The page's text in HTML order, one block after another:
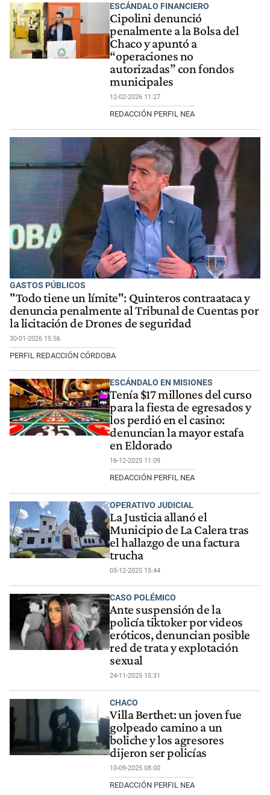
ESCÁNDALO FINANCIERO
Cipolini denunció
penalmente a la Bolsa del
Chaco y apuntó a
“operaciones no
autorizadas” con fondos
municipales
12-02-2026 11:27
REDACCIÓN PERFIL NEA
GASTOS PÚBLICOS
"Todo tiene un límite": Quinteros contraataca y
denuncia penalmente al Tribunal de Cuentas por
la licitación de Drones de seguridad
30-01-2026 15:56
PERFIL REDACCIÓN CÓRDOBA
ESCÁNDALO EN MISIONES
Tenía $17 millones del curso
para la fiesta de egresados y
los perdió en el casino:
denuncian la mayor estafa
en Eldorado
16-12-2025 11:09
REDACCIÓN PERFIL NEA
OPERATIVO JUDICIAL
La Justicia allanó el
Municipio de La Calera tras
el hallazgo de una factura
trucha
05-12-2025 15:44
CASO POLÉMICO
Ante suspensión de la
policía tiktoker por videos
eróticos, denuncian posible
red de trata y explotación
sexual
24-11-2025 15:31
CHACO
Villa Berthet: un joven fue
golpeado camino a un
boliche y los agresores
dijeron ser policías
10-09-2025 08:00
REDACCIÓN PERFIL NEA